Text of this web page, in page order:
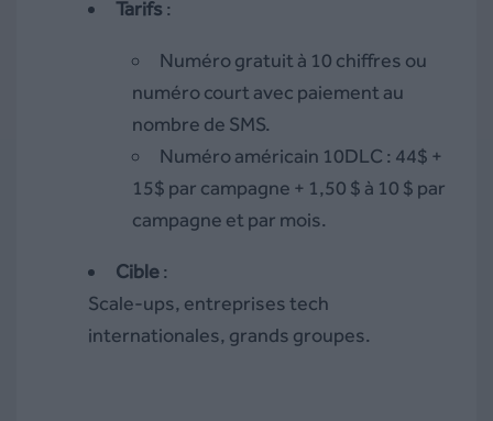
Tarifs:
Numéro gratuit à 10 chiffres ou
numéro court avec paiement au
nombre de SMS.
Numéro américain 10DLC : 44$ +
15$ par campagne + 1,50 $ à 10 $ par
campagne et par mois.
Cible:
Scale-ups, entreprises tech
internationales, grands groupes.